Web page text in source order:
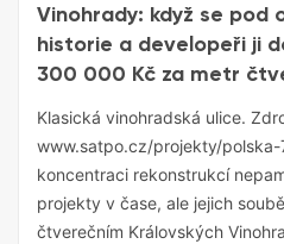
Vinohrady: když se pod
historie a developeři ji
300 000 Kč za metr
Klasická vinohradská ulice.
www.satpo.cz/projekty/polska-
koncentraci rekonstrukcí
projekty v čase, ale jejich
čtverečním Královských